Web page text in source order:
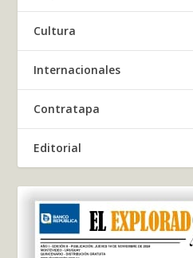
Cultura
Internacionales
Contratapa
Editorial